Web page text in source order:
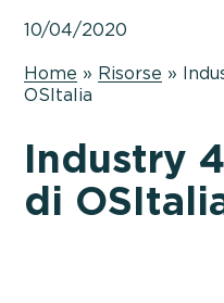
10/04/2020
Home » Risorse »
OSItalia
Industry
di